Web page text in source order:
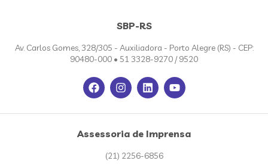
SBP-RS
Av. Carlos Gomes, 328/305 - Auxiliadora - Porto Alegre (RS) - CEP:
90480-000 • 51 3328-9270 / 9520
Assessoria de Imprensa
(21) 2256-6856